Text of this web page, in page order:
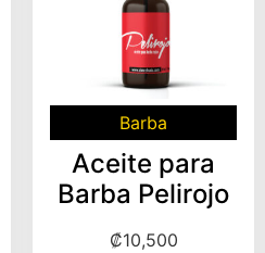
Barba
Aceite para
Barba Pelirojo
₡10,500